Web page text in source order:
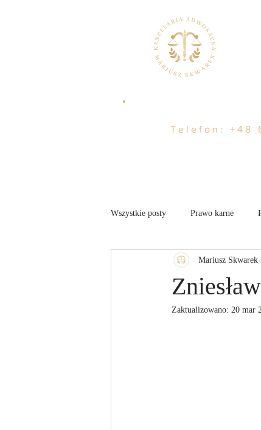
Telefon: +48
Wszystkie posty Prawo karne
Nieruchomości Aktualności
Mariusz Skwarek
Zaktualizowano: 20 mar